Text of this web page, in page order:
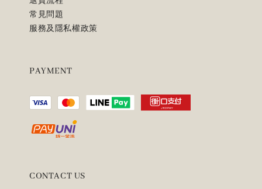
常見問題
服務及隱私權政策
PAYMENT
CONTACT US